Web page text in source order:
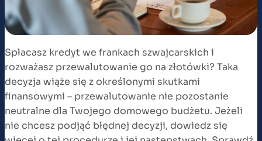
Spłacasz kredyt we frankach szwajcarskich i
rozważasz przewalutowanie go na złotówki? Taka
decyzja wiąże się z określonymi skutkami
finansowymi – przewalutowanie nie pozostanie
neutralne dla Twojego domowego budżetu. Jeżeli
nie chcesz podjąć błędnej decyzji, dowiedz się